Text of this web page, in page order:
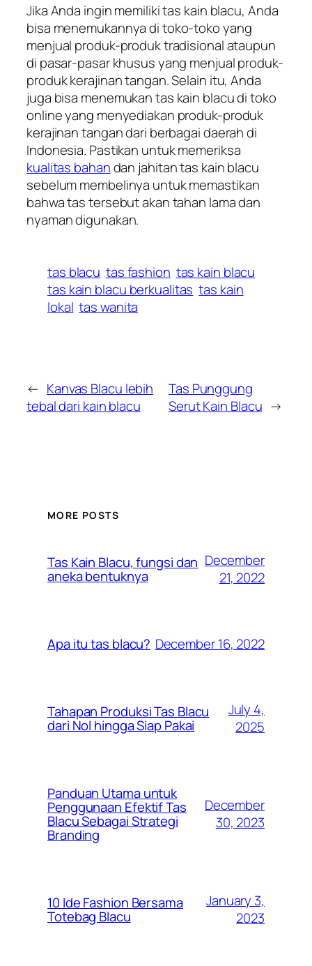
Jika Anda ingin memiliki tas kain blacu, Anda
bisa menemukannya di toko-toko yang
menjual produk-produk tradisional ataupun
di pasar-pasar khusus yang menjual produk-
produk kerajinan tangan. Selain itu, Anda
juga bisa menemukan tas kain blacu di toko
online yang menyediakan produk-produk
kerajinan tangan dari berbagai daerah di
Indonesia. Pastikan untuk memeriksa
kualitas bahandan jahitan tas kain blacu
sebelum membelinya untuk memastikan
bahwa tas tersebut akan tahan lama dan
nyaman digunakan.
tas blacu tas fashion tas kain blacu
tas kain blacu berkualitas tas kain
lokal tas wanita
← Kanvas Blacu lebih
tebal dari kain blacu
Tas Punggung
Serut Kain Blacu →
MORE POSTS
Tas Kain Blacu, fungsi dan
aneka bentuknya
December
21, 2022
Apa itu tas blacu? December 16, 2022
Tahapan Produksi Tas Blacu
dari Nol hingga Siap Pakai
July 4,
2025
Panduan Utama untuk
Penggunaan Efektif Tas
Blacu Sebagai Strategi
Branding
December
30, 2023
10 Ide Fashion Bersama
Totebag Blacu
January 3,
2023